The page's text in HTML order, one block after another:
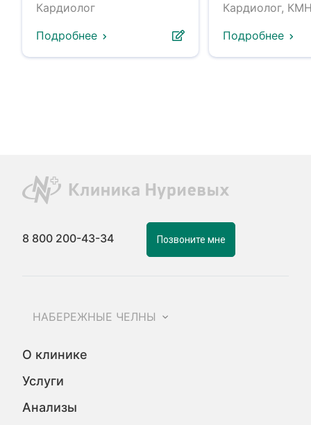
Кардиолог
Подробнее
Кардиолог,
Подробнее
8 800 200-43-34 Позвоните мне
НАБЕРЕЖНЫЕ ЧЕЛНЫ
О клинике
Услуги
Анализы